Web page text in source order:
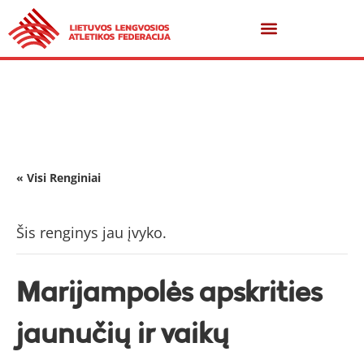
« Visi Renginiai
Šis renginys jau įvyko.
Marijampolės apskrities
jaunučių ir vaikų